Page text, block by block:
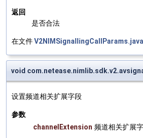
返回
是否合法
在文件V2NIMSignallingCallParams.java
void
设置频道相关扩展字段
参数
channelExtension 频道相关扩展